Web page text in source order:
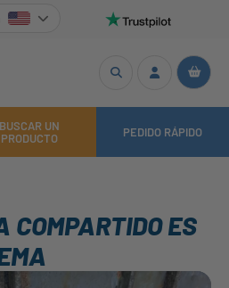
BUSCAR UN
PRODUCTO
PEDIDO RÁPIDO
COMPARTIDO ES